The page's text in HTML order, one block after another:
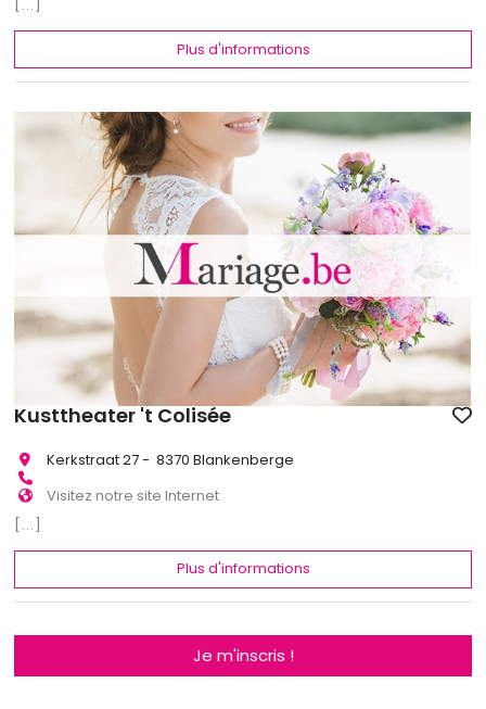
[...]
Plus d'informations
Kusttheater 't Colisée
Kerkstraat 27 - 8370 Blankenberge
Visitez notre site Internet
[...]
Plus d'informations
Je m'inscris !